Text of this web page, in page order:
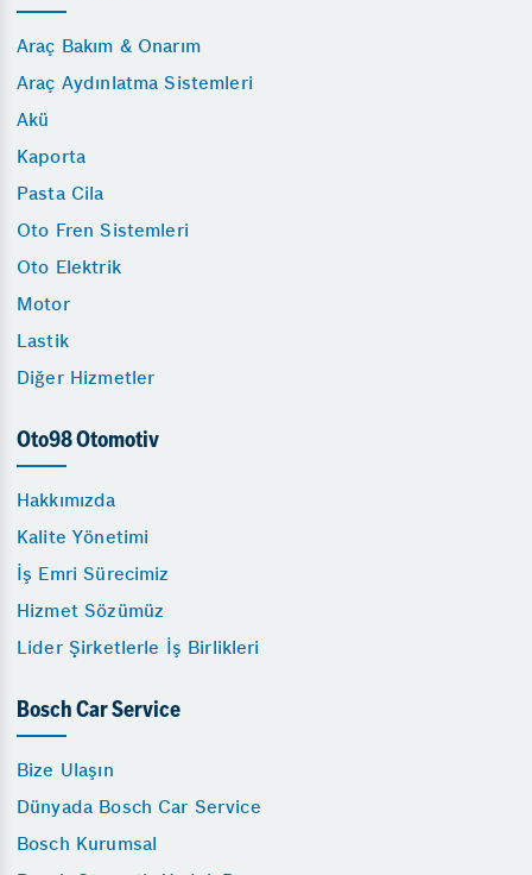
Araç Bakım & Onarım
Araç Aydınlatma Sistemleri
Akü
Kaporta
Pasta Cila
Oto Fren Sistemleri
Oto Elektrik
Motor
Lastik
Diğer Hizmetler
Oto98 Otomotiv
Hakkımızda
Kalite Yönetimi
İş Emri Sürecimiz
Hizmet Sözümüz
Lider Şirketlerle İş Birlikleri
Bosch Car Service
Bize Ulaşın
Dünyada Bosch Car Service
Bosch Kurumsal